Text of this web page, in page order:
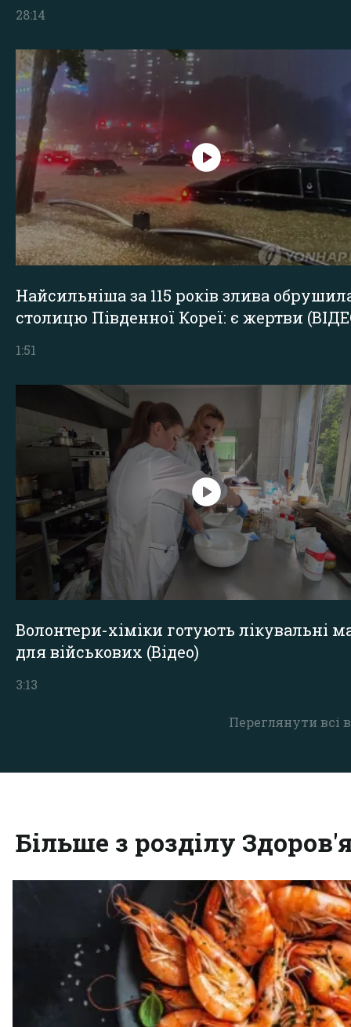
Переглянути всі
28:14
Найсильніша за 115 років злива
столицю Південної Кореї: є жертви
1:51
Волонтери-хіміки готують лікувальні
для військових (Відео)
3:13
Більше з розділу